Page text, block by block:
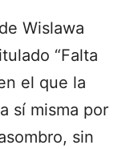
Wislawa
“Falta
el que la
sí misma por
sin